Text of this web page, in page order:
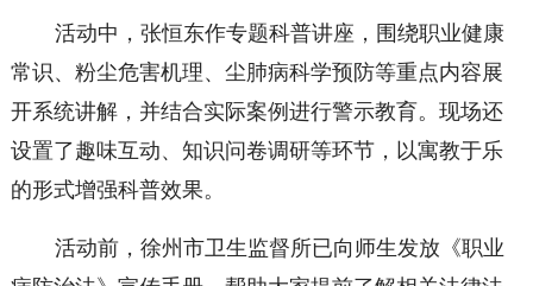
活动中，张恒东作专题科普讲座，围绕职业健康
常识、粉尘危害机理、尘肺病科学预防等重点内容展
开系统讲解，并结合实际案例进行警示教育。现场还
设置了趣味互动、知识问卷调研等环节，以寓教于乐
的形式增强科普效果。
活动前，徐州市卫生监督所已向师生发放《职业